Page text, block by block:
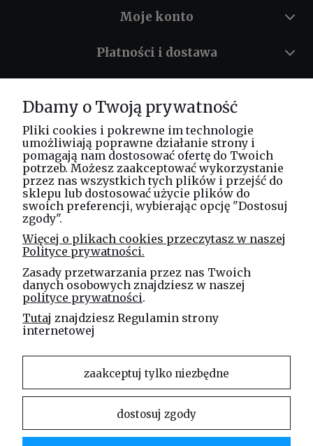
Moje konto
Płatności i dostawa
O nas
Masz pytania? Zadzwoń!
tel. kom. 730 994 188
Spółka Jawna
ul. Technologiczna 44
35-213 Rzeszów
e-mail
sklep@elinea.com.pl
Właścicielem niniejszej witryny internetowej jest firma Linea Jakubczyk – Kłeczek Spółka
Jawna. Zabrania się kopiowania i rozpowszechniania treści zamieszczonych na stronie bez
Dbamy o Twoją prywatność
Pliki cookies i pokrewne im technologie
umożliwiają poprawne działanie strony i
pomagają nam dostosować ofertę do Twoich
potrzeb. Możesz zaakceptować wykorzystanie
przez nas wszystkich tych plików i przejść do
sklepu lub dostosować użycie plików do
swoich preferencji, wybierając opcję "Dostosuj
zgody".
Więcej o plikach cookies przeczytasz w naszej
Polityce prywatności.
Zasady przetwarzania przez nas Twoich
danych osobowych znajdziesz w naszej
polityce prywatności.
Tutaj znajdziesz Regulamin strony
internetowej
zaakceptuj tylko niezbędne
dostosuj zgody